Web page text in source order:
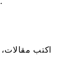
اكتب